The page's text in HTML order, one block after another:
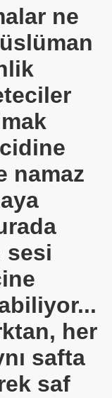
ne
namaz
sesi
her
safta
saf